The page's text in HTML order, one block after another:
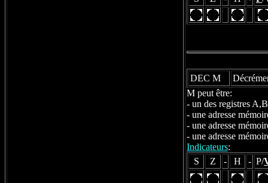
DEC M
M peut être:
- un des registres
- une adresse
- une adresse
- une adresse
Indicateurs:
S
Z - H - P/